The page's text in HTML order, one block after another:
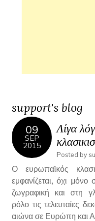
support's blog
09
SEP
2015
Λίγα
Posted by
Ο ευρωπαϊκός
εμφανίζεται, όχι μόνο
ζωγραφική και στη
ρόλο τις τελευταίες
αιώνα σε Ευρώπη και